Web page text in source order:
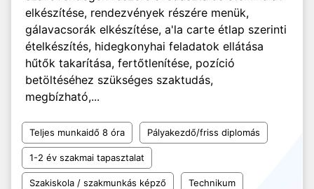
elkészítése, rendezvények részére menük,
gálavacsorák elkészítése, a'la carte étlap szerinti
ételkészítés, hidegkonyhai feladatok ellátása
hűtők takarítása, fertőtlenítése, pozíció
betöltéséhez szükséges szaktudás,
megbízható,...
Teljes munkaidő 8 óra Pályakezdő/friss diplomás
1-2 év szakmai tapasztalat
Szakiskola / szakmunkás képző Technikum